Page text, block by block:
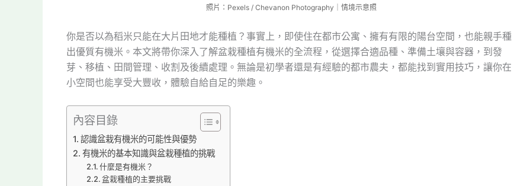
照片：Pexels / Chevanon Photography｜情境示意照
你是否以為稻米只能在大片田地才能種植？事實上，即使住在都市公寓、擁有有限的陽台空間，也能親手種
出優質有機米。本文將帶你深入了解盆栽種植有機米的全流程，從選擇合適品種、準備土壤與容器，到發
芽、移植、田間管理、收割及後續處理。無論是初學者還是有經驗的都市農夫，都能找到實用技巧，讓你在
小空間也能享受大豐收，體驗自給自足的樂趣。
內容目錄
認識盆栽有機米的可能性與優勢
有機米的基本知識與盆栽種植的挑戰
什麼是有機米？
盆栽種植的主要挑戰